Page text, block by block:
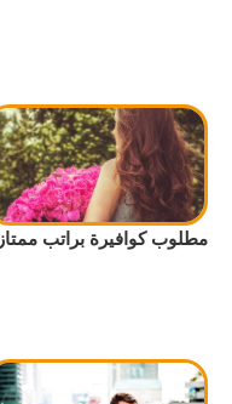
مطلوب كوافيرة براتب ممتاز